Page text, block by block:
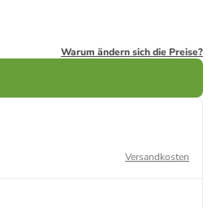
Warum ändern sich die Preise?
Versandkosten